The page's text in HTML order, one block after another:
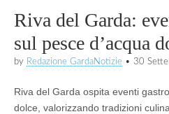
Riva del Garda:
sul pesce d’acqua
by Redazione GardaNotizie • 30
Riva del Garda ospita eventi
dolce, valorizzando tradizioni